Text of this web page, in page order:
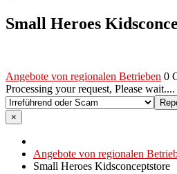
Small Heroes
Angebote von regionalen Betrieben 0
Processing your request, Please wait....
×
Angebote von regionalen
Small Heroes Kidsconceptstore